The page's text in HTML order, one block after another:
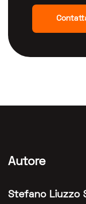
Autore
Stefano Liuzzo